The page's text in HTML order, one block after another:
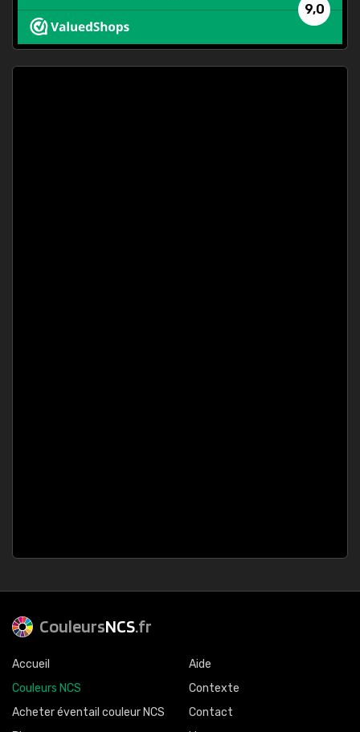
9,0
CouleursNCS.fr
Accueil
Couleurs NCS
Acheter éventail couleur NCS
Aide
Contexte
Contact